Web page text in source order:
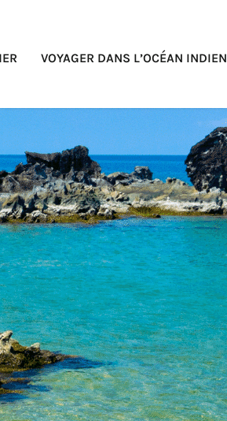
VOYAGER DANS L’OCÉAN INDIEN